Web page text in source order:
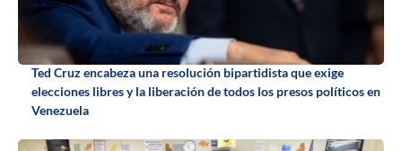
Ted Cruz encabeza una resolución bipartidista que exige
elecciones libres y la liberación de todos los presos políticos en
Venezuela